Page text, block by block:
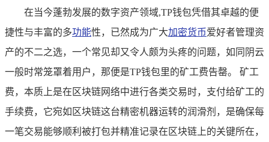
在当今蓬勃发展的数字资产领域,TP钱包凭借其卓越的便
捷性与丰富的多功能性，已然成为广大加密货币爱好者管理资
产的不二之选，一个常见却又令人颇为头疼的问题，如同阴云
一般时常笼罩着用户，那便是TP钱包里的矿工费告罄。 矿工
费，本质上是在区块链网络中进行各类交易时，支付给矿工的
手续费，它宛如区块链这台精密机器运转的润滑剂，是确保每
一笔交易能够顺利被打包并精准记录在区块链上的关键所在，